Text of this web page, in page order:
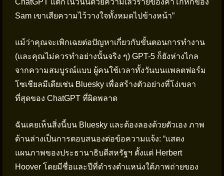
ChatGPT แตกในวันนี้ด้วยความเลวร้ายของคำโกหกของ
Sam เขาเสียความไว้วางใจทั้งหมดไปข้างหน้า”
แม้ว่าคุณจะเพิกเฉยต่อปัญหาเกี่ยวกับขั้นตอนการทำงาน
(และคุณไม่ควรทำอย่างนั้นจริง ๆ) GPT-5 ก็ยังห่างไกล
จากความสมบูรณ์แบบ ผู้คนใช้เวลาทั้งวันบนแพลตฟอร์ม
โซเชียลมีเดียเช่น Bluesky เพื่อสร้างตัวอย่างที่โง่เขลา
ที่สุดของ ChatGPT ที่ผิดพลาด
ฉันเคยเห็นสิ่งนี้บน Bluesky และต้องลองด้วยตัวเอง ภาพ
ด้านล่างเป็นการตอบสนองต่อข้อความแจ้ง: “แสดง
แผนภาพของประธานาธิบดีสหรัฐฯ ตั้งแต่ Herbert
Hoover โดยมีชื่อและปีที่ดำรงตำแหน่งใต้ภาพถ่ายของ